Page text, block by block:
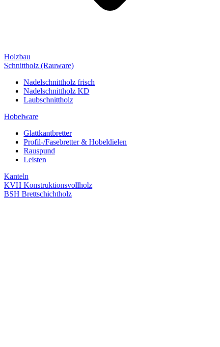
Holzbau
Schnittholz (Rauware)
Nadelschnittholz frisch
Nadelschnittholz KD
Laubschnittholz
Hobelware
Glattkantbretter
Profil-/Fasebretter & Hobeldielen
Rauspund
Leisten
Kanteln
KVH Konstruktionsvollholz
BSH Brettschichtholz